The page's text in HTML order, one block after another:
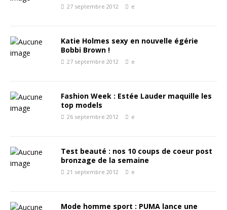
27 septembre 2012 e
Katie Holmes sexy en nouvelle égérie
Bobbi Brown !
27 septembre 2012 e
Fashion Week : Estée Lauder maquille les
top models
26 septembre 2012 e
Test beauté : nos 10 coups de coeur post
bronzage de la semaine
21 septembre 2012 e
Mode homme sport : PUMA lance une